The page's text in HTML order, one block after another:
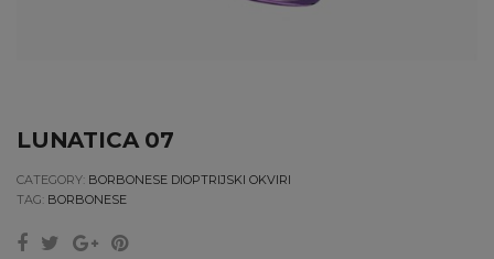
LUNATICA 07
CATEGORY: BORBONESE DIOPTRIJSKI OKVIRI
TAG: BORBONESE